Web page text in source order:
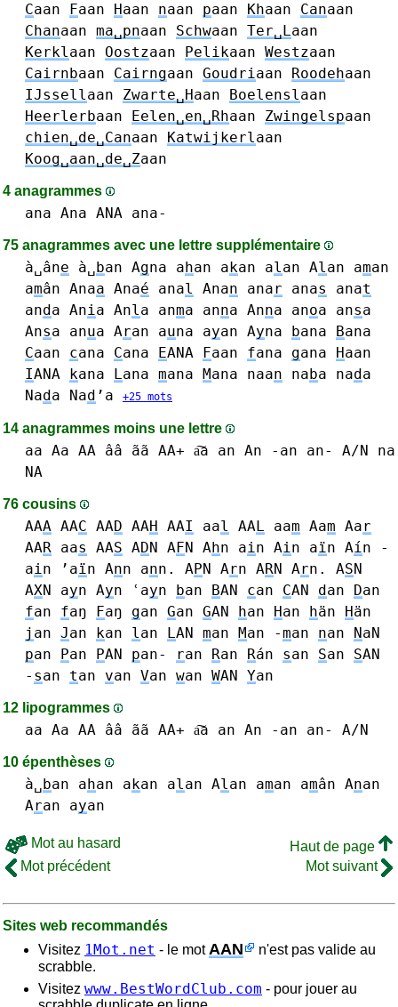
Caan Faan Haan naan paan Khaan Canaan
Chanaan ma␣pnaan Schwaan Ter␣Laan
Kerklaan Oostzaan Pelikaan Westzaan
Cairnbaan Cairngaan Goudriaan Roodehaan
IJssellaan Zwarte␣Haan Boelenslaan
Heerlerbaan Eelen␣en␣Rhaan Zwingelspaan
chien␣de␣Canaan Katwijkerlaan
Koog␣aan␣de␣Zaan
4 anagrammes
ana Ana ANA ana-
75 anagrammes avec une lettre supplémentaire
à␣âne à␣ban Agna ahan akan alan Alan aman
amân Anaa Anaé anal Anan anar anas anat
anda Ania Anla anma anna Anna anoa ansa
Ansa anua Aran auna ayan Ayna bana Bana
Caan cana Cana EANA Faan fana gana Haan
IANA kana Lana mana Mana naan naba nada
Nada Nad ’a +25 mots
14 anagrammes moins une lettre
aa Aa AA ââ ãã AA+ a͠a an An -an an- A/N
na
NA
76 cousins
AAA AAC AAD AAH AAI aal AAL aam Aam Aar
AAR aas AAS ADN AFN Ahn ain Ain aïn Aín -
ain ’aïn Ann ann. APN Arn ARN Arn. ASN
AXN ayn Ayn ʿayn ban BAN can CAN dan Dan
fan faŋ Faŋ gan Gan GAN han Han hän Hän
j an Jan kan lan LAN man Man -man nan NaN
pan Pan PAN pan- ran Ran Rán san San SAN
- san tan van Van wan WAN Yan
12 lipogrammes
aa Aa AA ââ ãã AA+ a͠a an An -an an- A/N
10 épenthèses
à␣ban ahan akan alan Alan aman amân Anan
Aran ayan
Mot au hasard
Haut de page
Mot précédent
Mot suivant
Sites web recommandés
Visitez 1Mot.net - le mot AAN
n'est pas valide au
scrabble.
Visitez www.BestWordClub.com - pour jouer au